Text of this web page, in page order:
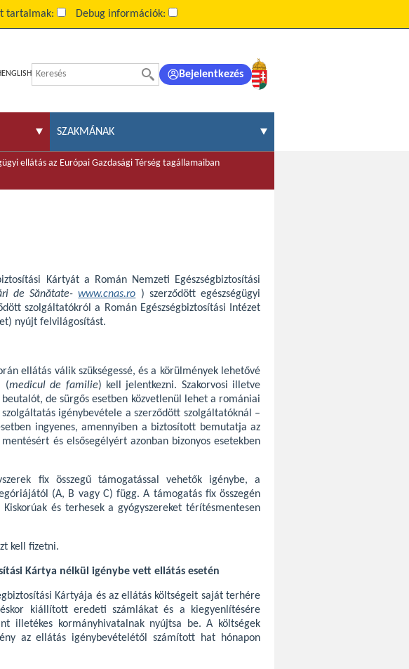
tartalmak: Debug információk:
ENGLISH Bejelentkezés
SZAKMÁNAK
ellátás az Európai Gazdasági Térség tagállamaiban
Kártyát a Román Nemzeti Egészségbiztosítási
de Sănătate-www.cnas.ro ) szerződött egészségügyi
szolgáltatókról a Román Egészségbiztosítási Intézet
nyújt felvilágosítást.
ellátás válik szükségessé, és a körülmények lehetővé
(medicul de familie) kell jelentkezni. Szakorvosi illetve
de sürgős esetben közvetlenül lehet a romániai
igénybevétele a szerződött szolgáltatóknál –
ingyenes, amennyiben a biztosított bemutatja az
és elsősegélyért azonban bizonyos esetekben
fix összegű támogatással vehetők igénybe, a
(A, B vagy C) függ. A támogatás fix összegén
és terhesek a gyógyszereket térítésmentesen
kell fizetni.
Kártya nélkül igénybe vett ellátás esetén
Kártyája és az ellátás költségeit saját terhére
kiállított eredeti számlákat és a kiegyenlítésére
illetékes kormányhivatalnak nyújtsa be. A költségek
az ellátás igénybevételétől számított hat hónapon